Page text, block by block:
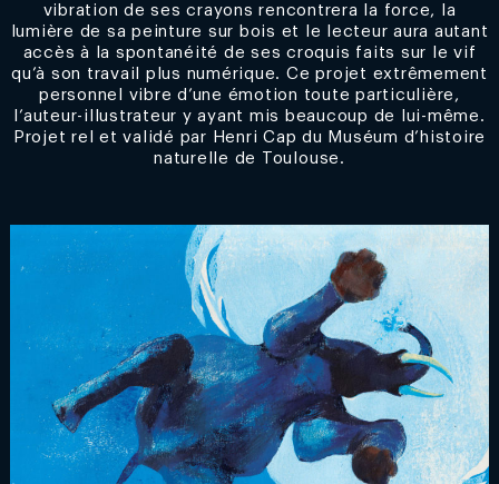
vibration de ses crayons rencontrera la force, la
lumière de sa peinture sur bois et le lecteur aura autant
accès à la spontanéité de ses croquis faits sur le vif
qu’à son travail plus numérique. Ce projet extrêmement
personnel vibre d’une émotion toute particulière,
l’auteur-illustrateur y ayant mis beaucoup de lui-même.
Projet rel et validé par Henri Cap du Muséum d’histoire
naturelle de Toulouse.